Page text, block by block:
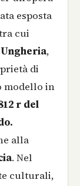
esposta
cui
Ungheria,
di
modello in
r del
alla
. Nel
culturali,